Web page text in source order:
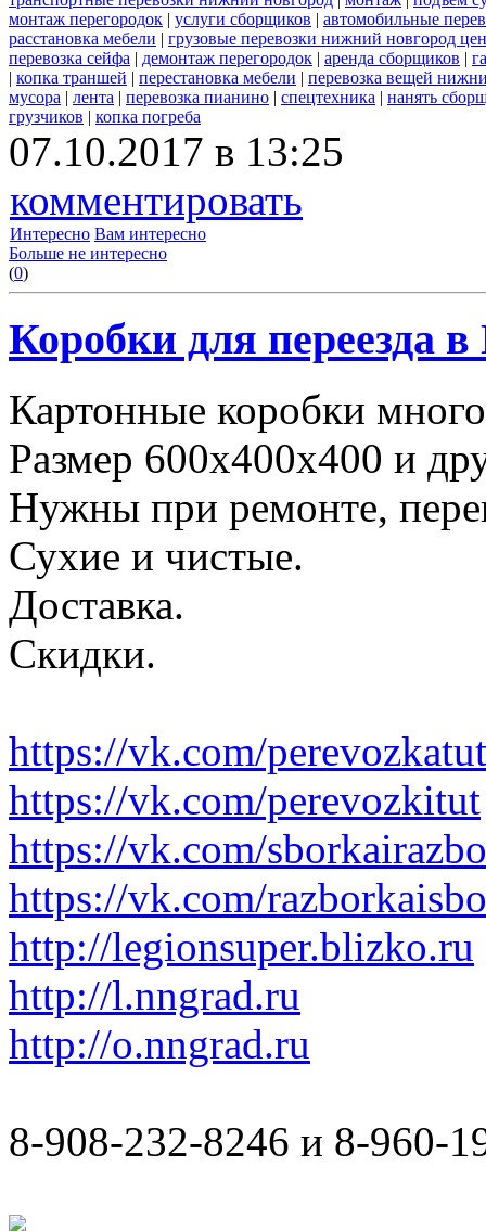
монтаж перегородок | услуги сборщиков | автомобильные
расстановка мебели | грузовые перевозки нижний новгород
перевозка сейфа | демонтаж перегородок | аренда сборщиков |
| копка траншей | перестановка мебели | перевозка вещей
мусора | лента | перевозка пианино | спецтехника | нанять
грузчиков | копка погреба
07.10.2017 в 13:25
комментировать
Интересно Вам интересно
Больше не интересно
(0)
Коробки для переезда
Картонные коробки
Размер 600х400х400 и
Нужны при ремонте,
Сухие и чистые.
Доставка.
Скидки.
https://vk.com/perevozkatut
https://vk.com/perevozkitut
https://vk.com/
https://vk.com/
http://legionsuper.blizko.ru
http://l.nngrad.ru
http://o.nngrad.ru
8-908-232-8246 и 8-960-